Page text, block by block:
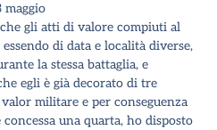
maggio
gli atti di valore compiuti al
di data e località diverse,
la stessa battaglia, e
egli è già decorato di tre
militare e per conseguenza
una quarta, ho disposto